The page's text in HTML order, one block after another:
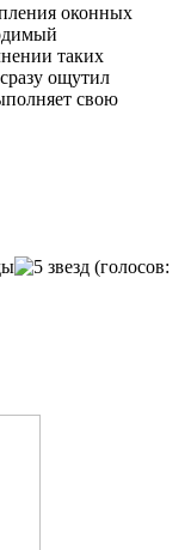
оконных
таких
ощутил
свою
(голосов: